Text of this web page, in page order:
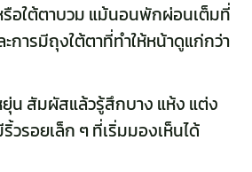
อใต้ตาบวม แม้นอนพักผ่อนเต็มที่
การมีถุงใต้ตาที่ทำให้หน้าดูแก่กว่า
น สัมผัสแล้วรู้สึกบาง แห้ง แต่ง
วรอยเล็ก ๆ ที่เริ่มมองเห็นได้